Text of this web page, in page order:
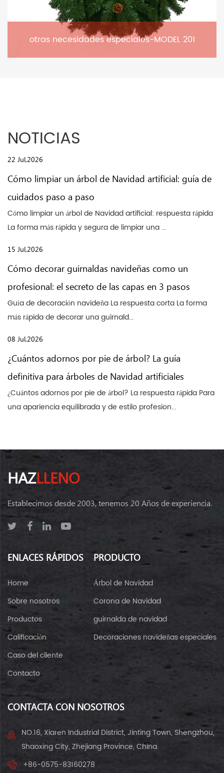
otras necesidades especiales-MODEL 201
NOTICIAS
22 Jul,2026
Cómo limpiar un árbol de Navidad artificial: guía de
cuidados paso a paso
Cómo limpiar un árbol de Navidad artificial: respuesta rápida
La forma más rápida y segura de limpiar una ...
15 Jul,2026
Cómo decorar guirnaldas navideñas como un
profesional: el secreto de las capas en 3 pasos
Guía de decoración navideña La respuesta corta La forma
más rápida de decorar una guirnald...
08 Jul,2026
¿Cuántos adornos por pie de árbol? La guía
definitiva para árboles de Navidad artificiales
¿Cuántos adornos por pie de árbol? La respuesta rápida Para
una apariencia equilibrada y de estilo profesion...
HAZLLENO
Establecimos desde 2003, tenemos 20 Años de experiencia.
ENLACES RÁPIDOS
Home
Sobre nosotros
Productos
Calificación
Caso del cliente
Contacto
PRODUCTO
Árbol de Navidad
Corona de Navidad
guirnalda de navidad
Decoraciones navideñas especiales
CONTACTA CON NOSOTROS
NO.16, Xiaren Industrial District, Jinting Town, Shengzhou,
Shaoxing City, Zhejiang Province, China.
+86-0575-83160278